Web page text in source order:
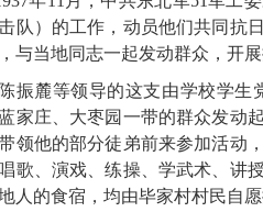
队）的工作，动员他们共同抗
与当地同志一起发动群众，开展
陈振麓等领导的这支由学校学生
家庄、大枣园一带的群众发动
领他的部分徒弟前来参加活动
歌、演戏、练操、学武术、讲
人的食宿，均由毕家村村民自